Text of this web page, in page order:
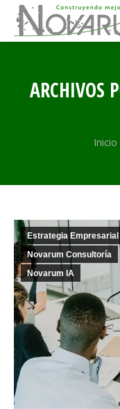
ARCHIVOS
Inicio
Estrategia Empresarial
Novarum Consultoría
Novarum IA